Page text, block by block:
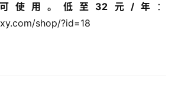
使用。低至32元/年
：
shop/?id=18